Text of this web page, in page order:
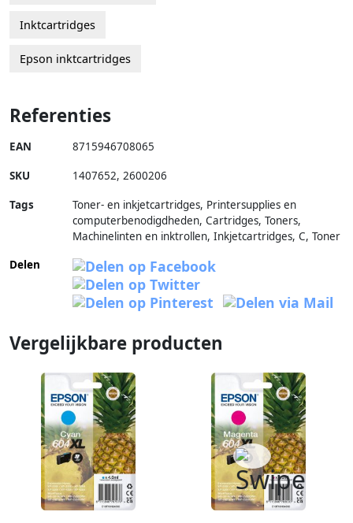
Inktcartridges
Epson inktcartridges
Referenties
EAN 8715946708065
SKU 1407652, 2600206
Tags
Toner- en inkjetcartridges, Printersupplies en
computerbenodigdheden, Cartridges, Toners,
Machinelinten en inktrollen, Inkjetcartridges, C, Toner
Delen
Vergelijkbare producten